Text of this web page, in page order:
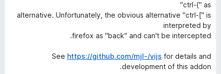
"ctrl-{" as
alternative. Unfortunately, the obvious alternative "ctrl-[" is
interpreted by
firefox as "back" and can't be intercepted.
See https://github.com/mjl-/vijs for details and
development of this addon.